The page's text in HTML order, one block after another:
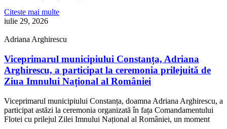
Citeste mai multe
iulie 29, 2026
Adriana Arghirescu
Viceprimarul municipiului Constanța, Adriana
Arghirescu, a participat la ceremonia prilejuită de
Ziua Imnului Național al României
Viceprimarul municipiului Constanța, doamna Adriana Arghirescu, a
participat astăzi la ceremonia organizată în fața Comandamentului
Flotei cu prilejul Zilei Imnului Național al României, un moment